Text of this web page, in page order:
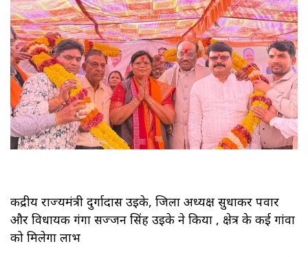
केंद्रीय राज्यमंत्री दुर्गादास उइके, जिला अध्यक्ष सुधाकर पवार
और विधायक गंगा सज्जन सिंह उइके ने किया , क्षेत्र के कई गांवों
को मिलेगा लाभ